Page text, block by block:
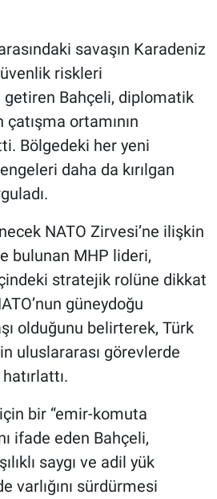
savaşın Karadeniz
riskleri
Bahçeli, diplomatik
ortamının
Bölgedeki her yeni
daha da kırılgan
NATO Zirvesi’ne ilişkin
bulunan MHP lideri,
stratejik rolüne dikkat
güneydoğu
olduğunu belirterek, Türk
uluslararası görevlerde
bir “emir-komuta
ifade eden Bahçeli,
saygı ve adil yük
varlığını sürdürmesi